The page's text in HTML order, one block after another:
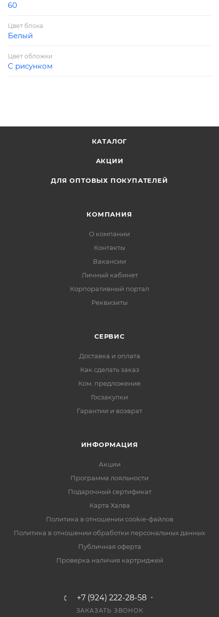
60
Цвет блока
Белый
Цвет обложки
С рисунком
КАТАЛОГ
АКЦИИ
ДЛЯ ОПТОВЫХ ПОКУПАТЕЛЕЙ
КОМПАНИЯ
О компании
Контакты
Вакансии
Личный кабинет
Корпоративный портал
Реквизиты
СЕРВИС
Доставка и оплата
Как сделать заказ
Ком. предложение
Госзакупки
Гарантии и возврат
ИНФОРМАЦИЯ
Акции
Программа лояльности
Подарочный сертификат
Карта Халва
Политика в отношении cookie-файлов
Политика в отношении обработки персональных данных
Публичная оферта
Проверка наличия картриджей
+7 (924) 222-28-58
ЗАКАЗАТЬ ЗВОНОК